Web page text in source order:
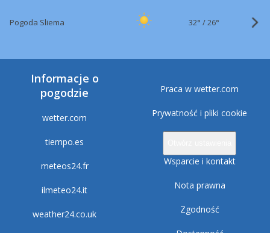
Pogoda Sliema 32° /26°
Informacje o
pogodzie
wetter.com
tiempo.es
meteos24.fr
ilmeteo24.it
weather24.co.uk
Praca w wetter.com
Prywatność i pliki cookie
Wsparcie i kontakt
Nota prawna
Zgodność